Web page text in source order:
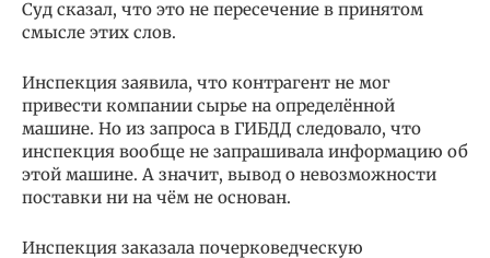
Суд сказал, что это не пересечение в принятом
смысле этих слов.
Инспекция заявила, что контрагент не мог
привести компании сырье на определённой
машине. Но из запроса в ГИБДД следовало, что
инспекция вообще не запрашивала информацию об
этой машине. А значит, вывод о невозможности
поставки ни на чём не основан.
Инспекция заказала почерковедческую